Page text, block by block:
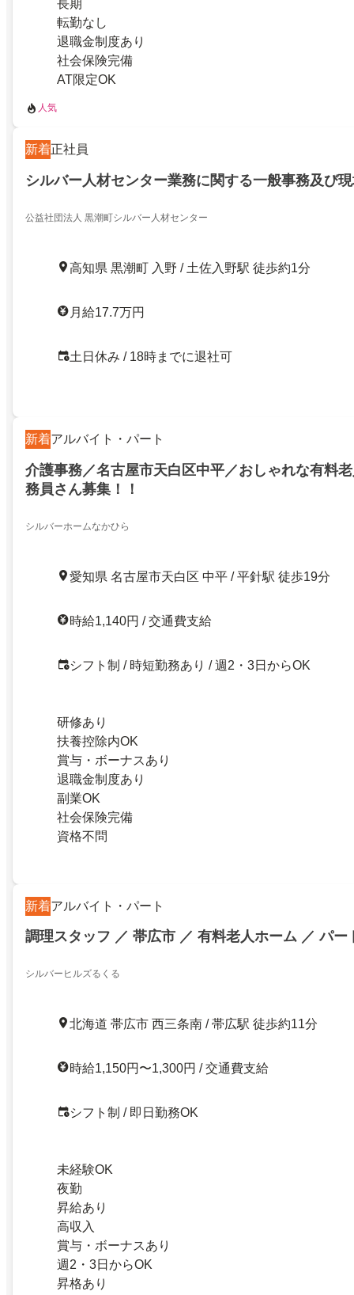
長期
転勤なし
退職金制度あり
社会保険完備
AT限定OK
人気
新着正社員
シルバー人材センター業務に関する一般事務及び
公益社団法人 黒潮町シルバー人材センター
高知県 黒潮町 入野 / 土佐入野駅 徒歩約1分
月給17.7万円
土日休み / 18時までに退社可
新着アルバイト・パート
介護事務／名古屋市天白区中平／おしゃれな有料
務員さん募集！！
シルバーホームなかひら
愛知県 名古屋市天白区 中平 / 平針駅 徒歩19分
時給1,140円 / 交通費支給
シフト制 / 時短勤務あり / 週2・3日からOK
研修あり
扶養控除内OK
賞与・ボーナスあり
退職金制度あり
副業OK
社会保険完備
資格不問
新着アルバイト・パート
調理スタッフ ／ 帯広市 ／ 有料老人ホーム ／ パー
シルバーヒルズるくる
北海道 帯広市 西三条南 / 帯広駅 徒歩約11分
時給1,150円〜1,300円 / 交通費支給
シフト制 / 即日勤務OK
未経験OK
夜勤
昇給あり
高収入
賞与・ボーナスあり
週2・3日からOK
昇格あり